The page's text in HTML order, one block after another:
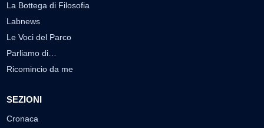
La Bottega di Filosofia
Labnews
Le Voci del Parco
Parliamo di…
Ricomincio da me
SEZIONI
Cronaca